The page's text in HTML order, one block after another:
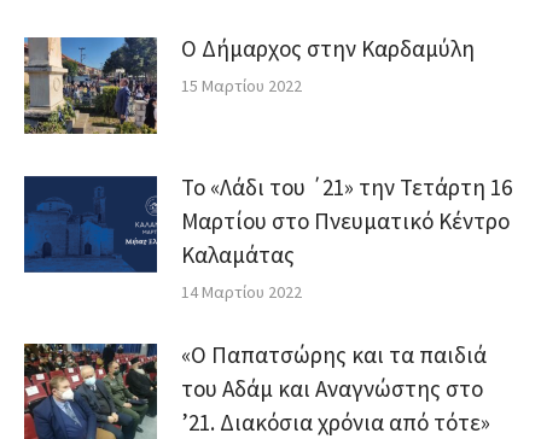
Ο Δήμαρχος στην Καρδαμύλη
15 Μαρτίου 2022
Το «Λάδι του ΄21» την Τετάρτη 16
Μαρτίου στο Πνευματικό Κέντρο
Καλαμάτας
14 Μαρτίου 2022
«Ο Παπατσώρης και τα παιδιά
του Αδάμ και Αναγνώστης στο
’21. Διακόσια χρόνια από τότε»